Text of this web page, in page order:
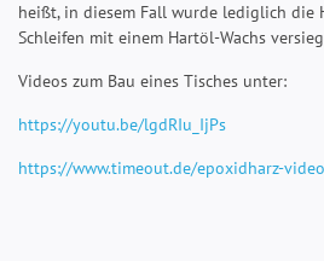
heißt, in diesem Fall wurde lediglich die
Schleifen mit einem Hartöl-Wachs
Videos zum Bau eines Tisches unter:
https://youtu.be/lgdRIu_IjPs
https://www.timeout.de/epoxidharz-